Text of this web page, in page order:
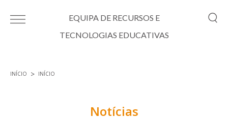
EQUIPA DE RECURSOS E
TECNOLOGIAS EDUCATIVAS
INÍCIO INÍCIO
Notícias